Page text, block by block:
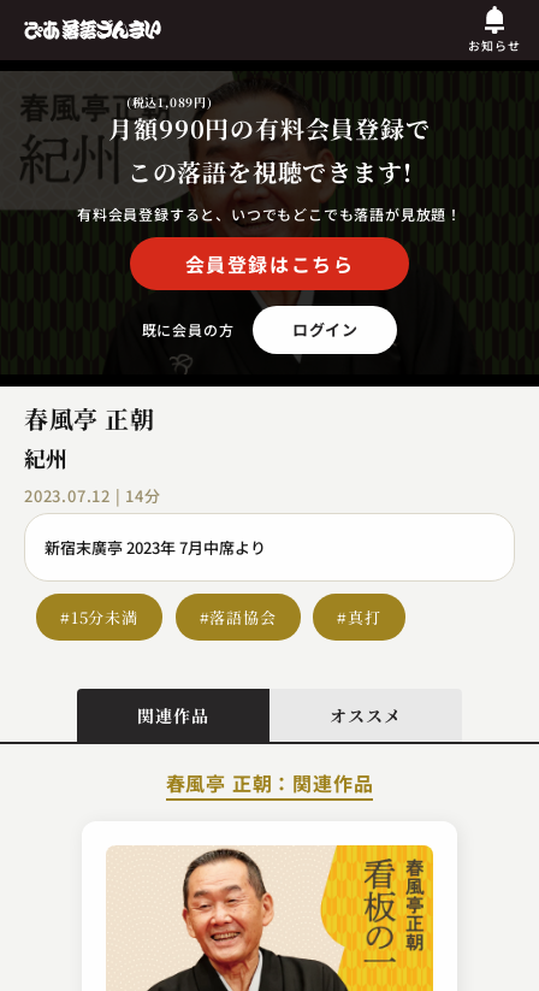
お知らせ
月額990円
(税込1,089円)
の有料会員登録で
この落語を視聴できます!
有料会員登録すると、いつでもどこでも落語が見放題！
会員登録はこちら
既に会員の方 ログイン
春風亭 正朝
紀州
2023.07.12 | 14分
新宿末廣亭 2023年 7月中席より
#15分未満 #落語協会 #真打
関連作品 オススメ
春風亭 正朝：関連作品